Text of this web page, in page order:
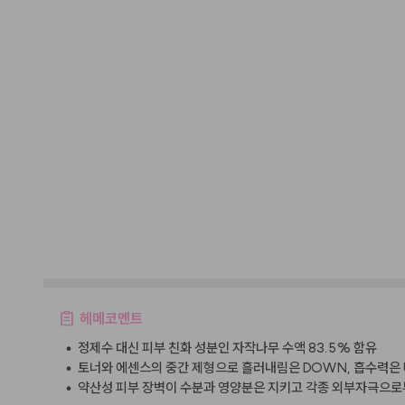
헤메코멘트
• 정제수 대신 피부 친화 성분인 자작나무 수액 83.5% 함유
• 토너와 에센스의 중간 제형으로 흘러내림은 DOWN, 흡수력은
• 약산성 피부 장벽이 수분과 영양분은 지키고 각종 외부자극으